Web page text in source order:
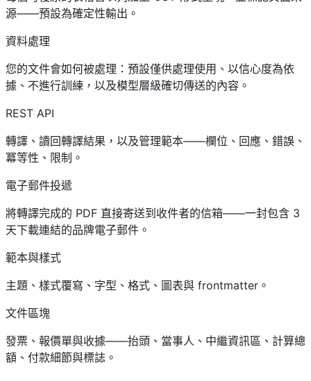
源——預設為確定性輸出。
資料處理
您的文件會如何被處理：預設僅供處理使用、以信心度為依
據、不進行訓練，以及模型層級確切傳送的內容。
REST API
轉譯、讀回轉譯結果，以及管理範本——欄位、回應、錯誤、
冪等性、限制。
電子郵件投遞
將轉譯完成的 PDF 直接寄送到收件者的信箱——一封包含 3
天下載連結的品牌電子郵件。
範本與樣式
主題、樣式覆寫、字型、格式、圖表與 frontmatter。
文件區塊
發票、報價單與收據——抬頭、當事人、中繼資訊區、計算總
額、付款細節與標誌。